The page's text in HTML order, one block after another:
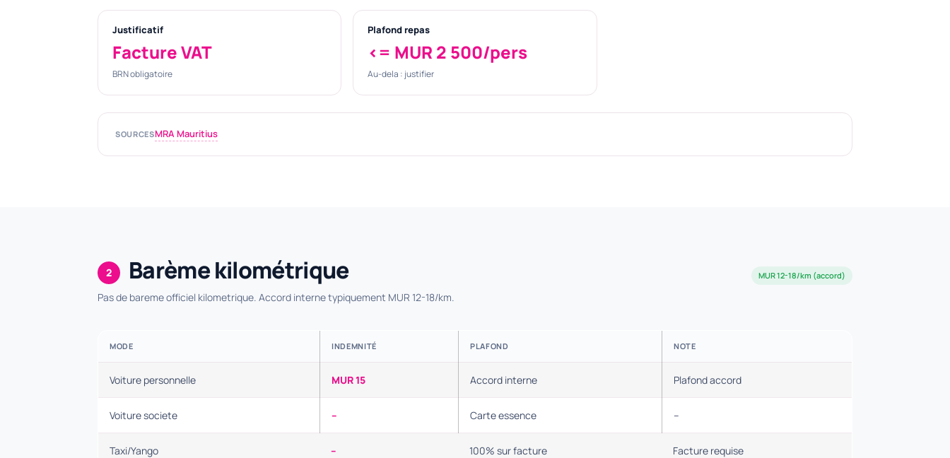
Justificatif
Facture VAT
BRN obligatoire
Plafond repas
<= MUR 2 500/pers
Au-dela : justifier
SOURCESMRA Mauritius
2 Barème kilométrique
Pas de bareme officiel kilometrique. Accord interne typiquement MUR 12-18/km.
MUR 12-18/km (accord)
MODE INDEMNITÉ PLAFOND NOTE
Voiture personnelle MUR 15 Accord interne Plafond accord
Voiture societe – Carte essence –
Taxi/Yango – 100% sur facture Facture requise